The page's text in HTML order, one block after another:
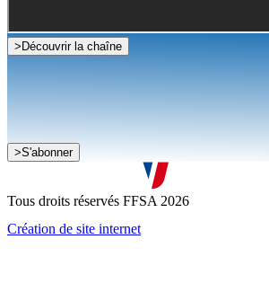
> Découvrir la chaîne
Je souhaite recevoir la newsletter de la
J'accepte que mes informations soient
politique de confidentialité
>S'abonner
Tous droits réservés FFSA 2026
Création de site internet